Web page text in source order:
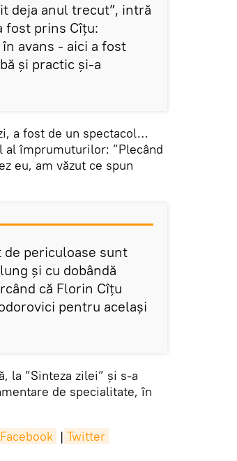
deja anul trecut”, intră
fost prins Cîțu:
avans - aici a fost
și practic și-a
a fost de un spectacol…
al împrumuturilor: ”Plecând
eu, am văzut ce spun
de periculoase sunt
și cu dobândă
că Florin Cîțu
pentru același
la ”Sinteza zilei” și s-a
de specialitate, în
Facebook | Twitter